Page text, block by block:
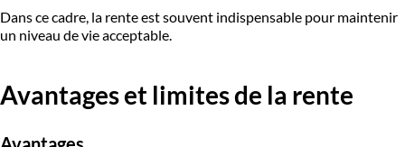
Dans ce cadre, la rente est souvent indispensable pour maintenir
un niveau de vie acceptable.
Avantages et limites de la rente